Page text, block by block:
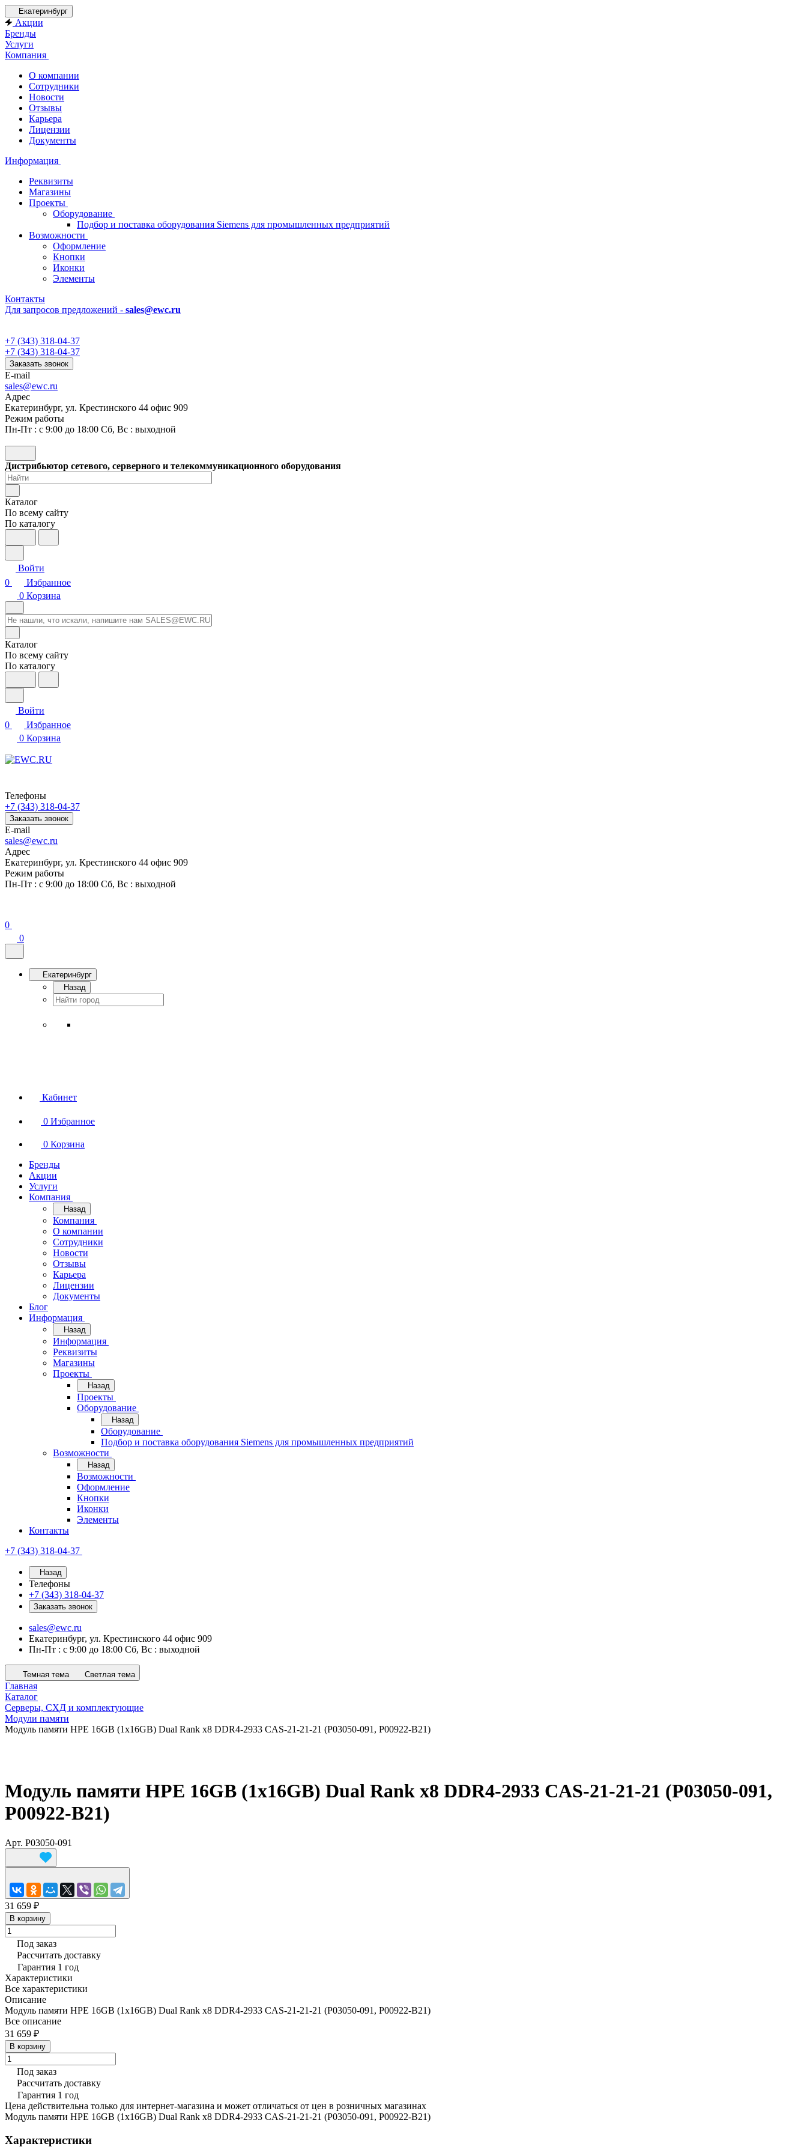
Екатеринбург
Акции
Бренды
Услуги
Компания
О компании
Сотрудники
Новости
Отзывы
Карьера
Лицензии
Документы
Информация
Реквизиты
Магазины
Проекты
Оборудование
Подбор и поставка оборудования Siemens для промышленных предприятий
Возможности
Оформление
Кнопки
Иконки
Элементы
Контакты
Для запросов предложений - sales@ewc.ru
+7 (343) 318-04-37
+7 (343) 318-04-37
Заказать звонок
E-mail
sales@ewc.ru
Адрес
Екатеринбург, ул. Крестинского 44 офис 909
Режим работы
Пн-Пт : с 9:00 до 18:00 Сб, Вс : выходной
Дистрибьютор сетевого, серверного и телекоммуникационного оборудования
Каталог
По всему сайту
По каталогу
Войти
0
Избранное
0 Корзина
Каталог
По всему сайту
По каталогу
Войти
0
Избранное
0 Корзина
Телефоны
+7 (343) 318-04-37
Заказать звонок
E-mail
sales@ewc.ru
Адрес
Екатеринбург, ул. Крестинского 44 офис 909
Режим работы
Пн-Пт : с 9:00 до 18:00 Сб, Вс : выходной
0
0
Екатеринбург
Назад
Кабинет
0 Избранное
0 Корзина
Бренды
Акции
Услуги
Компания
Назад
Компания
О компании
Сотрудники
Новости
Отзывы
Карьера
Лицензии
Документы
Блог
Информация
Назад
Информация
Реквизиты
Магазины
Проекты
Назад
Проекты
Оборудование
Назад
Оборудование
Подбор и поставка оборудования Siemens для промышленных предприятий
Возможности
Назад
Возможности
Оформление
Кнопки
Иконки
Элементы
Контакты
+7 (343) 318-04-37
Назад
Телефоны
+7 (343) 318-04-37
Заказать звонок
sales@ewc.ru
Екатеринбург, ул. Крестинского 44 офис 909
Пн-Пт : с 9:00 до 18:00 Сб, Вс : выходной
Темная тема Светлая тема
Главная
Каталог
Серверы, СХД и комплектующие
Модули памяти
Модуль памяти HPE 16GB (1x16GB) Dual Rank x8 DDR4-2933 CAS-21-21-21 (P03050-091, P00922-B21)
Модуль памяти HPE 16GB (1x16GB) Dual Rank x8 DDR4-2933 CAS-21-21-21 (P03050-091,
P00922-B21)
Арт. P03050-091
31 659 ₽
В корзину
Под заказ
Рассчитать доставку
Гарантия 1 год
Характеристики
Все характеристики
Описание
Модуль памяти HPE 16GB (1x16GB) Dual Rank x8 DDR4-2933 CAS-21-21-21 (P03050-091, P00922-B21)
Все описание
31 659 ₽
В корзину
Под заказ
Рассчитать доставку
Гарантия 1 год
Цена действительна только для интернет-магазина и может отличаться от цен в розничных магазинах
Модуль памяти HPE 16GB (1x16GB) Dual Rank x8 DDR4-2933 CAS-21-21-21 (P03050-091, P00922-B21)
Характеристики